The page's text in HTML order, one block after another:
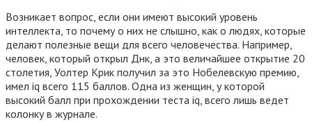
Возникает вопрос, если они имеют высокий уровень
интеллекта, то почему о них не слышно, как о людях, которые
делают полезные вещи для всего человечества. Например,
человек, который открыл Днк, а это величайшее открытие 20
столетия, Уолтер Крик получил за это Нобелевскую премию,
имел iq всего 115 баллов. Одна из женщин, у которой
высокий балл при прохождении теста iq, всего лишь ведет
колонку в журнале.